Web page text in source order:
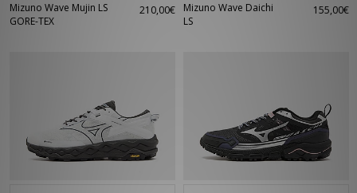
Mizuno Wave Mujin LS
GORE-TEX
210,00€
Mizuno Wave Daichi
LS
155,00€